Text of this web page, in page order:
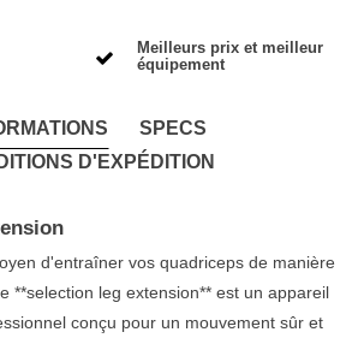
Meilleurs prix et meilleur
équipement
SPECS
D'EXPÉDITION
d'entraîner vos quadriceps de manière
**selection leg extension** est un appareil
conçu pour un mouvement sûr et